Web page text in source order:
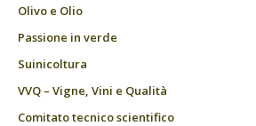
Olivo e Olio
Passione in verde
Suinicoltura
VVQ – Vigne, Vini e Qualità
Comitato tecnico scientifico